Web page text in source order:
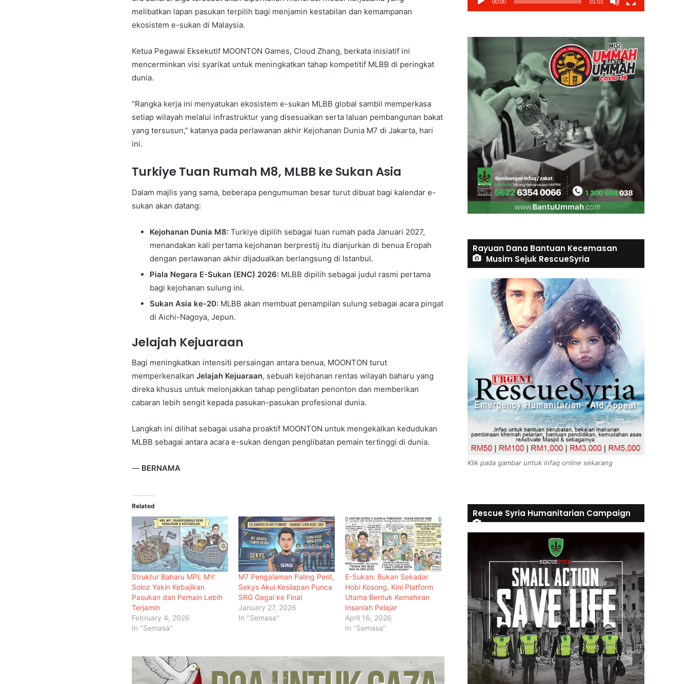
melibatkan lapan pasukan terpilih bagi menjamin kestabilan dan kemampanan
ekosistem e-sukan di Malaysia.
Ketua Pegawai Eksekutif MOONTON Games, Cloud Zhang, berkata inisiatif ini
mencerminkan visi syarikat untuk meningkatkan tahap kompetitif MLBB di peringkat
dunia.
“Rangka kerja ini menyatukan ekosistem e-sukan MLBB global sambil memperkasa
setiap wilayah melalui infrastruktur yang disesuaikan serta laluan pembangunan bakat
yang tersusun,” katanya pada perlawanan akhir Kejohanan Dunia M7 di Jakarta, hari
ini.
Turkiye Tuan Rumah M8, MLBB ke Sukan Asia
Dalam majlis yang sama, beberapa pengumuman besar turut dibuat bagi kalendar e-
sukan akan datang:
Kejohanan Dunia M8: Turkiye dipilih sebagai tuan rumah pada Januari 2027,
menandakan kali pertama kejohanan berprestij itu dianjurkan di benua Eropah
dengan perlawanan akhir dijadualkan berlangsung di Istanbul.
Piala Negara E-Sukan (ENC) 2026: MLBB dipilih sebagai judul rasmi pertama
bagi kejohanan sulung ini.
Sukan Asia ke-20: MLBB akan membuat penampilan sulung sebagai acara pingat
di Aichi-Nagoya, Jepun.
Jelajah Kejuaraan
Bagi meningkatkan intensiti persaingan antara benua, MOONTON turut
memperkenalkan Jelajah Kejuaraan, sebuah kejohanan rentas wilayah baharu yang
direka khusus untuk melonjakkan tahap penglibatan penonton dan memberikan
cabaran lebih sengit kepada pasukan-pasukan profesional dunia.
Langkah ini dilihat sebagai usaha proaktif MOONTON untuk mengekalkan kedudukan
MLBB sebagai antara acara e-sukan dengan penglibatan pemain tertinggi di dunia.
— BERNAMA
Related
Struktur Baharu MPL MY:
Soloz Yakin Kebajikan
Pasukan dan Pemain Lebih
Terjamin
February 4, 2026
In "Semasa"
M7 Pengalaman Paling Perit,
Sekys Akui Kesilapan Punca
SRG Gagal ke Final
January 27, 2026
In "Semasa"
E-Sukan: Bukan Sekadar
Hobi Kosong, Kini Platform
Utama Bentuk Kemahiran
Insaniah Pelajar
April 16, 2026
In "Semasa"
Malaysia Dipilih Jadi Tuan Rumah
Kongres Farmasi Dunia 2027
00:00 01:01
Rayuan Dana Bantuan Kecemasan
Musim Sejuk RescueSyria
Klik pada gambar untuk infaq online sekarang
Rescue Syria Humanitarian Campaign